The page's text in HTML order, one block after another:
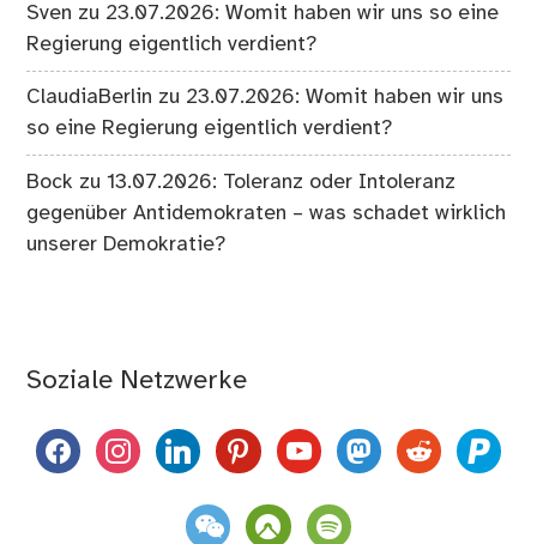
Sven zu 23.07.2026: Womit haben wir uns so eine
Regierung eigentlich verdient?
ClaudiaBerlin zu 23.07.2026: Womit haben wir uns
so eine Regierung eigentlich verdient?
Bock zu13.07.2026: Toleranz oder Intoleranz
gegenüber Antidemokraten – was schadet wirklich
unserer Demokratie?
Soziale Netzwerke
facebookinstagramlinkedinpinterestyoutubemastodon
reddit paypal
weixin komootspotify